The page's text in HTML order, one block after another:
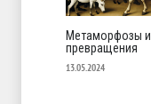
Метаморфозы и
превращения
13.05.2024